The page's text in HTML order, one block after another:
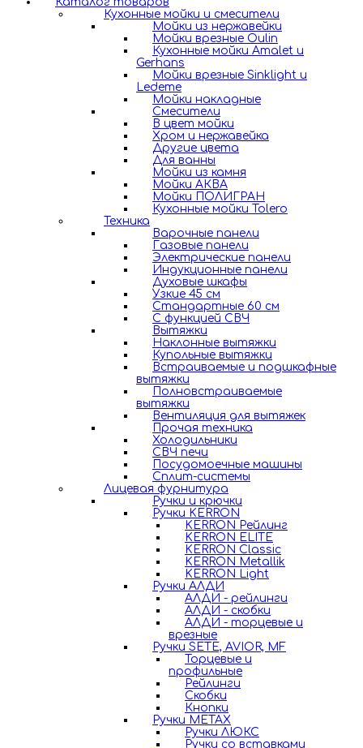
Кухонные мойки и смесители
Мойки из нержавейки
Мойки врезные Oulin
Кухонные мойки Amalet и
Gerhans
Мойки врезные Sinklight и
Ledeme
Мойки накладные
Смесители
В цвет мойки
Хром и нержавейка
Другие цвета
Для ванны
Мойки из камня
Мойки АКВА
Мойки ПОЛИГРАН
Кухонные мойки Tolero
Техника
Варочные панели
Газовые панели
Электрические панели
Индукционные панели
Духовые шкафы
Узкие 45 см
Стандартные 60 см
С функцией СВЧ
Вытяжки
Наклонные вытяжки
Купольные вытяжки
Встраиваемые и подшкафные
вытяжки
Полновстраиваемые
вытяжки
Вентиляция для вытяжек
Прочая техника
Холодильники
СВЧ печи
Посудомоечные машины
Сплит-системы
Лицевая фурнитура
Ручки и крючки
Ручки KERRON
KERRON Рейлинг
KERRON ELITE
KERRON Classic
KERRON Metallik
KERRON Light
Ручки АЛДИ
АЛДИ - рейлинги
АЛДИ - скобки
АЛДИ - торцевые и
врезные
Ручки SETE, AVIOR, MF
Торцевые и
профильные
Рейлинги
Скобки
Кнопки
Ручки METAX
Ручки ЛЮКС
Ручки со вставками